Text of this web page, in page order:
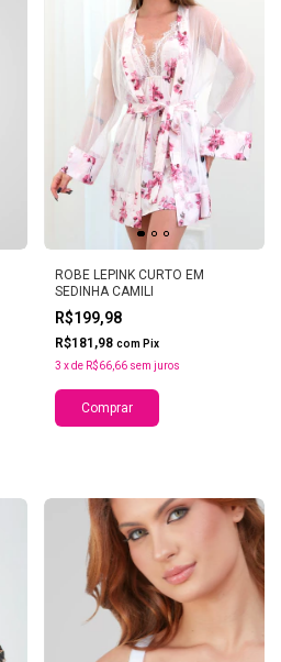
ROBE LEPINK CURTO EM
SEDINHA CAMILI
R$199,98
R$181,98 com Pix
3 xde R$66,66 sem juros
Comprar